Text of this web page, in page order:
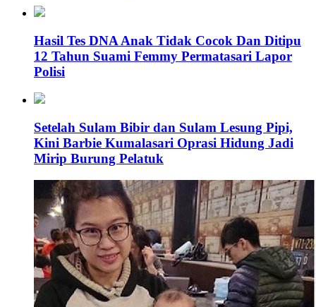
Hasil Tes DNA Anak Tidak Cocok Dan Ditipu
12 Tahun Suami Femmy Permatasari Lapor
Polisi
Setelah Sulam Bibir dan Sulam Lesung Pipi,
Kini Barbie Kumalasari Oprasi Hidung Jadi
Mirip Burung Pelatuk